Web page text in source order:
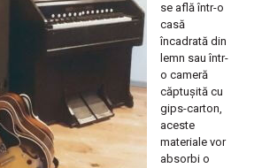
se află într-o
casă
încadrată din
lemn sau într-
o cameră
căptușită cu
gips-carton,
aceste
materiale vor
absorbi o